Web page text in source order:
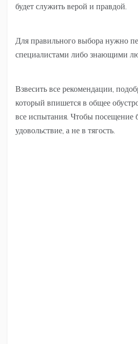
будет служить верой и правдой.
Для правильного выбора нужно
специалистами либо знающими
Взвесить все рекомендации,
который впишется в общее
все испытания. Чтобы посещение
удовольствие, а не в тягость.